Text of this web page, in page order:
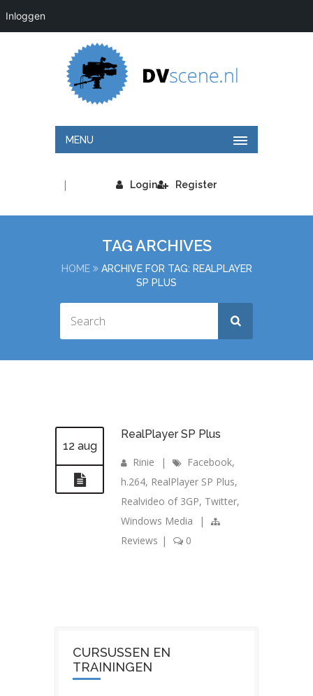
Inloggen
MENU
Login
| Register
TAG ARCHIVES
HOME
ARCHIVE FOR TAG: REALPLAYER
SP PLUS
12 aug
RealPlayer SP Plus
Rinie | Facebook,
h.264, RealPlayer SP Plus,
Realvideo of 3GP, Twitter,
Windows Media
|
Reviews | 0
CURSUSSEN EN
TRAININGEN